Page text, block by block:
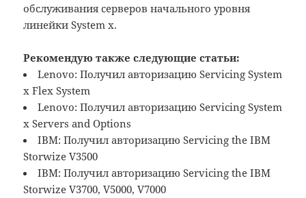
обслуживания серверов начального уровня
линейки System x.
Рекомендую также следующие статьи:
Lenovo: Получил авторизацию Servicing System
x Flex System
Lenovo: Получил авторизацию Servicing System
x Servers and Options
IBM: Получил авторизацию Servicing the IBM
Storwize V3500
IBM: Получил авторизацию Servicing the IBM
Storwize V3700, V5000, V7000